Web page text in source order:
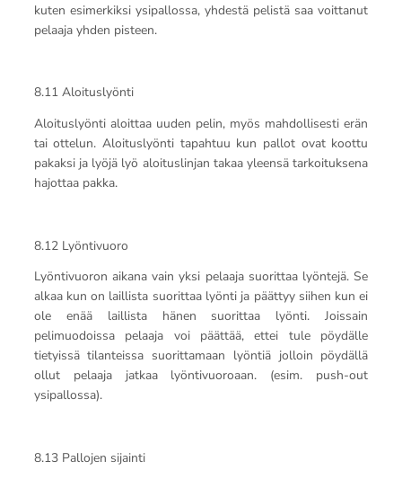
kuten esimerkiksi ysipallossa, yhdestä pelistä saa voittanut
pelaaja yhden pisteen.
8.11 Aloituslyönti
Aloituslyönti aloittaa uuden pelin, myös mahdollisesti erän
tai ottelun. Aloituslyönti tapahtuu kun pallot ovat koottu
pakaksi ja lyöjä lyö aloituslinjan takaa yleensä tarkoituksena
hajottaa pakka.
8.12 Lyöntivuoro
Lyöntivuoron aikana vain yksi pelaaja suorittaa lyöntejä. Se
alkaa kun on laillista suorittaa lyönti ja päättyy siihen kun ei
ole enää laillista hänen suorittaa lyönti. Joissain
pelimuodoissa pelaaja voi päättää, ettei tule pöydälle
tietyissä tilanteissa suorittamaan lyöntiä jolloin pöydällä
ollut pelaaja jatkaa lyöntivuoroaan. (esim. push-out
ysipallossa).
8.13 Pallojen sijainti